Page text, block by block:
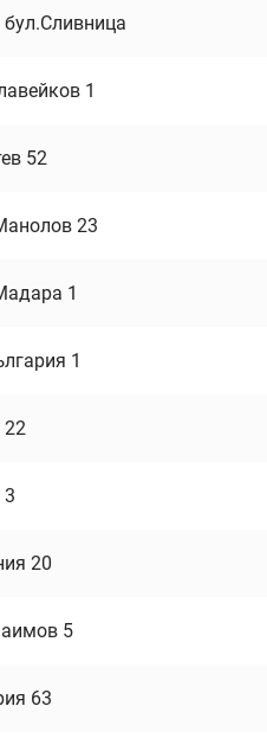
1
52
23
1
1
22
3
20
5
63